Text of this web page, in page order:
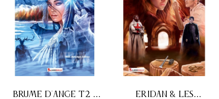
BRUME D'ANGE T2 -
ERIDAN & LES